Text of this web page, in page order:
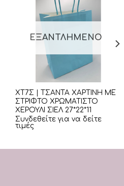
ΕΞΑΝΤΛΗΜΈΝΟ
ΧΤ7Σ | ΤΣΑΝΤΑ ΧΑΡΤΙΝΗ ΜΕ
ΣΤΡΙΦΤΟ ΧΡΩΜΑΤΙΣΤΟ
ΧΕΡΟΥΛΙ ΣΙΕΛ 27*22*11
Συνδεθείτε για να δείτε
τιμές